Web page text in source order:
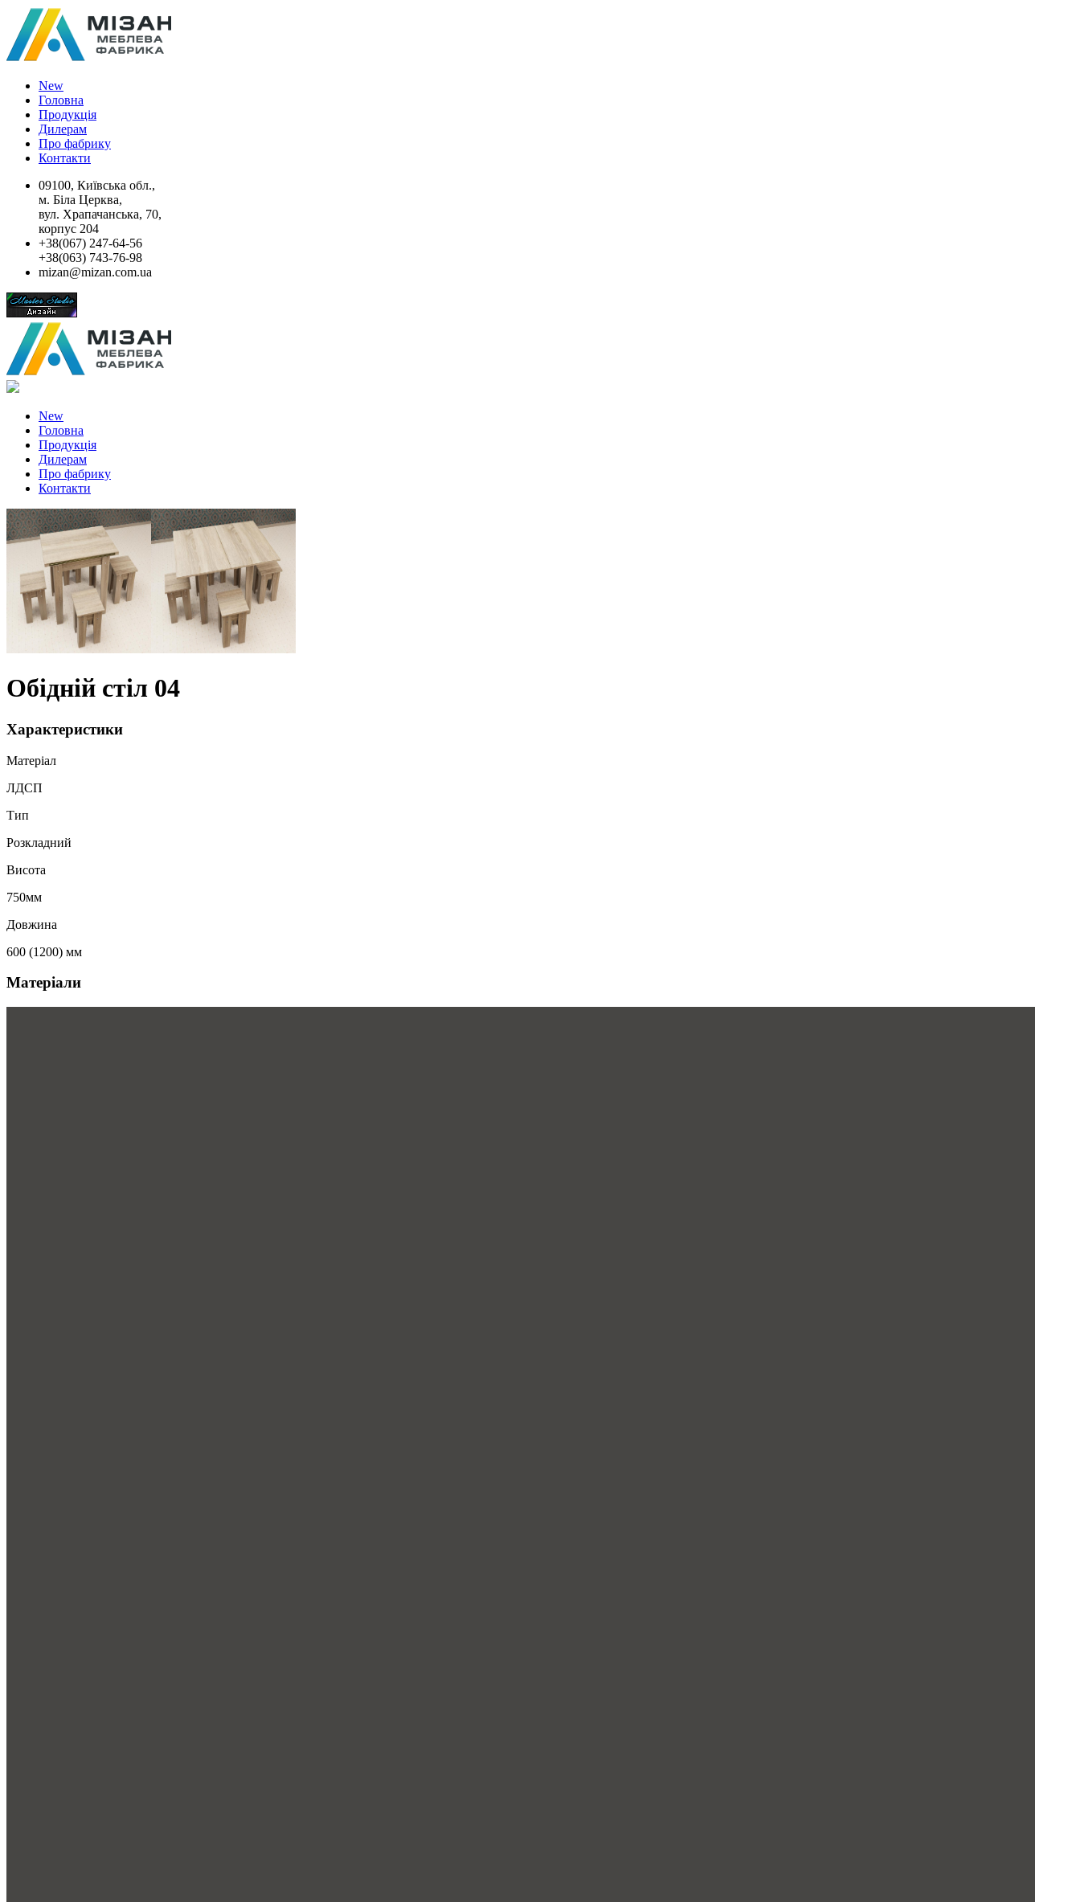
New
Головна
Продукція
Дилерам
Про фабрику
Контакти
09100, Київська обл.,
м. Біла Церква,
вул. Храпачанська, 70,
корпус 204
+38(067) 247-64-56
+38(063) 743-76-98
mizan@mizan.com.ua
New
Головна
Продукція
Дилерам
Про фабрику
Контакти
Обідній стіл 04
Характеристики
Матеріал
ЛДСП
Тип
Розкладний
Висота
750мм
Довжина
600 (1200) мм
Матеріали